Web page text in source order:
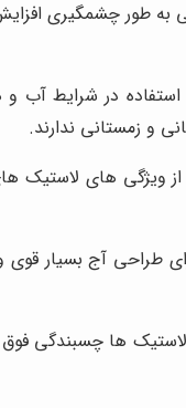
طور چشمگیری
استفاده در شرایط
و زمستانی ندارند.
ویژگی های لاستیک
طراحی آج بسیار
ها چسبندگی